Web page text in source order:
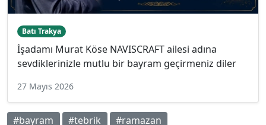
Batı Trakya
İşadamı Murat Köse NAVISCRAFT ailesi adına
sevdiklerinizle mutlu bir bayram geçirmeniz diler
27 Mayıs 2026
#bayram #tebrik #ramazan